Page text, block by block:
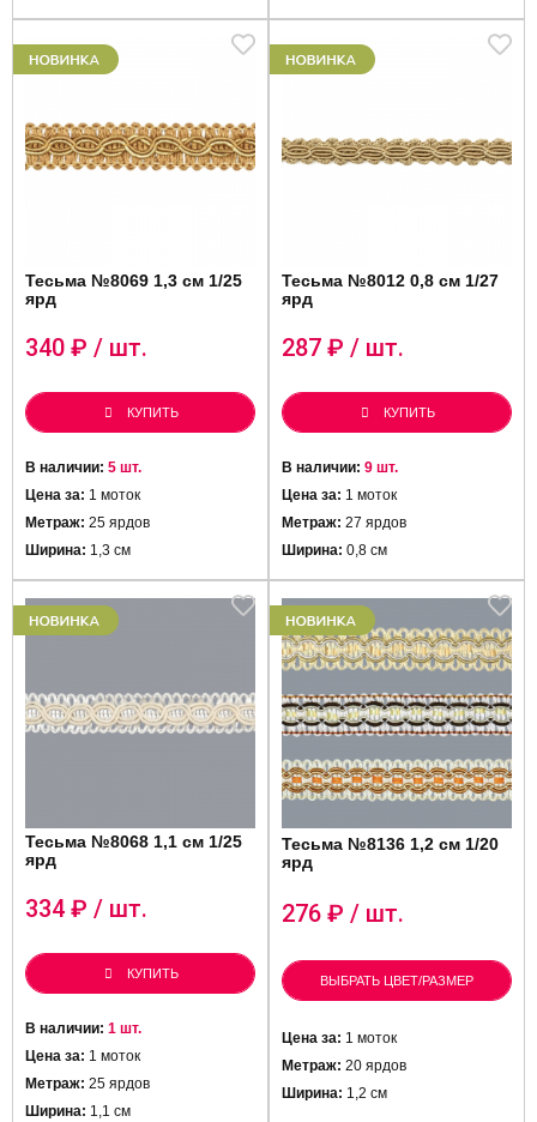
Тесьма №8069 1,3 см 1/25
ярд
340 ₽ / шт.
КУПИТЬ
В наличии: 5 шт.
Цена за: 1 моток
Метраж: 25 ярдов
Ширина: 1,3 см
Тесьма №8012 0,8 см 1/27
ярд
287 ₽ / шт.
КУПИТЬ
В наличии: 9 шт.
Цена за: 1 моток
Метраж: 27 ярдов
Ширина: 0,8 см
Тесьма №8068 1,1 см 1/25
ярд
334 ₽ / шт.
КУПИТЬ
В наличии: 1 шт.
Цена за: 1 моток
Метраж: 25 ярдов
Ширина: 1,1 см
Тесьма №8136 1,2 см 1/20
ярд
276 ₽ / шт.
ВЫБРАТЬ ЦВЕТ/РАЗМЕР
Цена за: 1 моток
Метраж: 20 ярдов
Ширина: 1,2 см